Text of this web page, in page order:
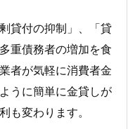
貸付の抑制」、「貸
重債務者の増加を食
者が気軽に消費者金
うに簡単に金貸しが
も変わります。